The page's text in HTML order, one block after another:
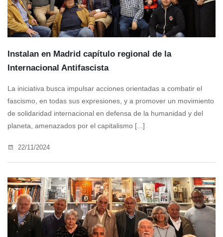
Instalan en Madrid capítulo regional de la
Internacional Antifascista
La iniciativa busca impulsar acciones orientadas a combatir el
fascismo, en todas sus expresiones, y a promover un movimiento
de solidaridad internacional en defensa de la humanidad y del
planeta, amenazados por el capitalismo [...]
22/11/2024